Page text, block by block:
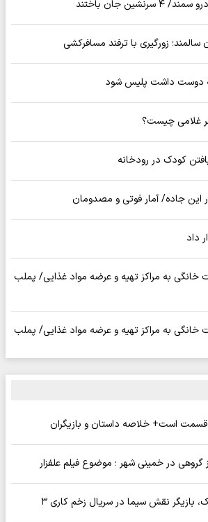
زورگیری با ترفند مسافرکشی
دوست داشت پلیس شود
غلامی چیست؟
کودک در رودخانه
در این جاده/ آمار فوتی و مصدومان
داد
خانگی به مراکز تهیه و عرضه مواد غذایی/ پملب
خانگی به مراکز تهیه و عرضه مواد غذایی/ پملب
قسمت است+ خلاصه داستان و بازیگران
گروهی در خمینی شهر ؛ موضوع فیلم علفزار
بازیگر نقش سیما در سریال زخم کاری ۳